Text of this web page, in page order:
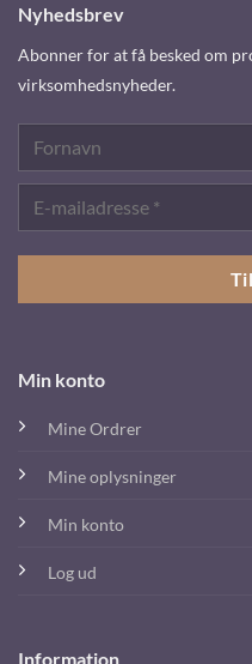
Min konto
Mine Ordrer
Mine oplysninger
Min konto
Log ud
Information
Nyhedsbrev
Abonner for at få besked om
virksomhedsnyheder.